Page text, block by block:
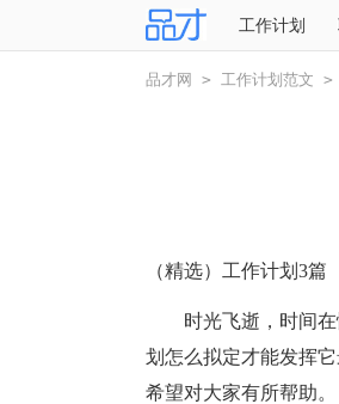
工作计划
品才网 > 工作计划范文 >
（精选）工作计划3篇
时光飞逝，时间在
划怎么拟定才能发挥
希望对大家有所帮助。